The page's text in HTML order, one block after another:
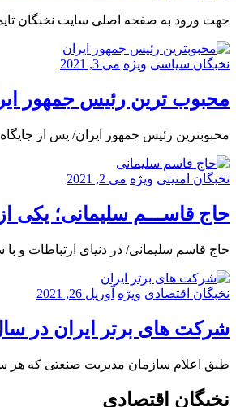
جهت ورود به صفحه اصلی سایت نخبگان
نخبگان سیاسی ویژه می 3, 2021
محبوب ترین رئیس جمهور
محبوبترین رئیس جمهور ایران/ پس از
نخبگان امنیتی ویژه می 2, 2021
حاج قاســـم سلیمانی؛ یکی
حاج قاسم سلیمانی/ در دنیای ارتباطات و
نخبگان اقتصادی ویژه آوریل 26, 2021
شرکت های برتر ایران در سال
طبق اعلام سازمان مدیریت صنعتی که هر ساله
نخبگان اقتصادی